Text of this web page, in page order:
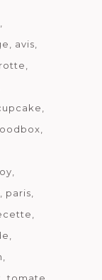
avis
paris